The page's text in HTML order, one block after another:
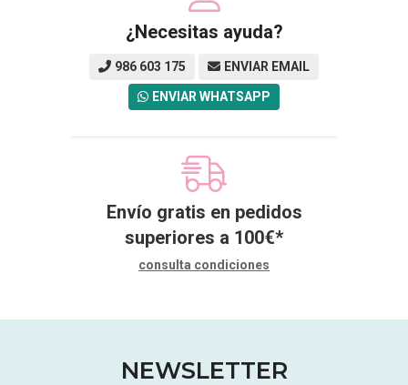
¿Necesitas ayuda?
986 603 175 ENVIAR EMAIL
ENVIAR WHATSAPP
Envío gratis en pedidos
superiores a 100€*
consulta condiciones
NEWSLETTER